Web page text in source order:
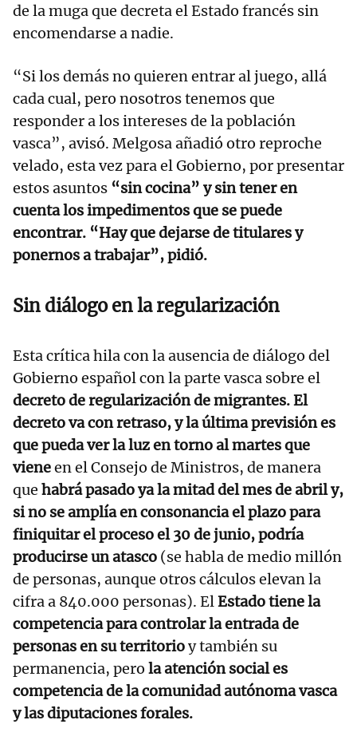
de la muga que decreta el Estado francés sin
encomendarse a nadie.
“Si los demás no quieren entrar al juego, allá
cada cual, pero nosotros tenemos que
responder a los intereses de la población
vasca”, avisó. Melgosa añadió otro reproche
velado, esta vez para el Gobierno, por presentar
estos asuntos “sin cocina” y sin tener en
cuenta los impedimentos que se puede
encontrar. “Hay que dejarse de titulares y
ponernos a trabajar”, pidió.
Sin diálogo en la regularización
Esta crítica hila con la ausencia de diálogo del
Gobierno español con la parte vasca sobre el
decreto de regularización de migrantes. El
decreto va con retraso, y la última previsión es
que pueda ver la luz en torno al martes que
vieneen el Consejo de Ministros, de manera
que habrá pasado ya la mitad del mes de abril y,
si no se amplía en consonancia el plazo para
finiquitar el proceso el 30 de junio, podría
producirse un atasco (se habla de medio millón
de personas, aunque otros cálculos elevan la
cifra a 840.000 personas). ElEstado tiene la
competencia para controlar la entrada de
personas en su territorioy también su
permanencia, pero la atención social es
competencia de la comunidad autónoma vasca
y las diputaciones forales.